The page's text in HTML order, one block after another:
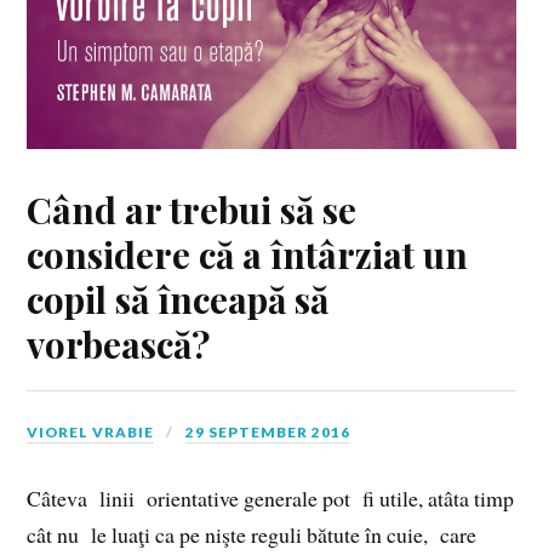
Când ar trebui să se
considere că a întârziat un
copil să înceapă să
vorbească?
VIOREL VRABIE 29 SEPTEMBER 2016
Câteva linii orientative generale pot fi utile, atâta timp
cât nu le luaţi ca pe nişte reguli bătute în cuie, care